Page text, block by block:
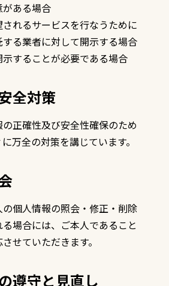
ある場合
れるサービスを行なうために
る業者に対して開示する場合
することが必要である場合
全対策
正確性及び安全性確保のため
万全の対策を講じています。
個人情報の照会・修正・削除
場合には、ご本人であること
せていただきます。
遵守と見直し